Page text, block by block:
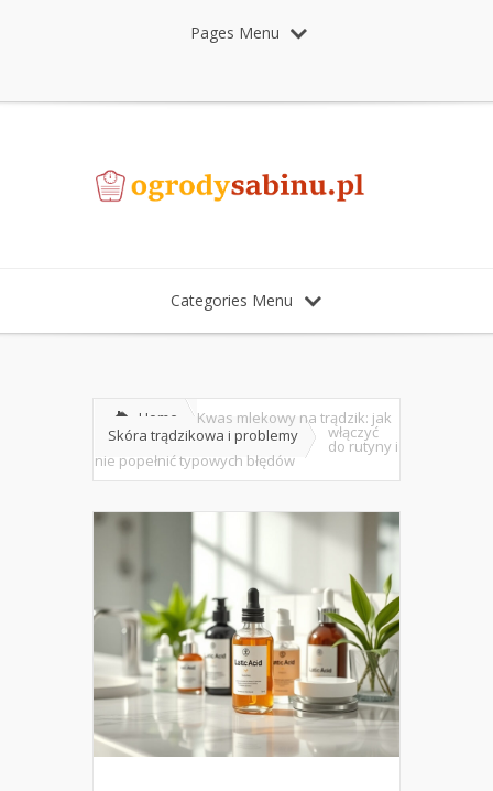
Pages Menu
Categories Menu
Home
Skóra trądzikowa i problemy
Kwas mlekowy na trądzik: jak
włączyć
do rutyny i
nie popełnić typowych błędów